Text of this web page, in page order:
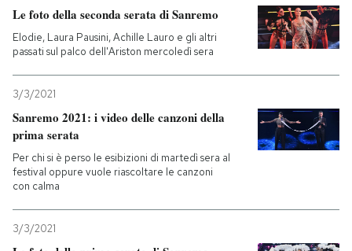
PODCAST
NEWSLETTER
I MIEI PREFERITI
Le foto della seconda serata di Sanremo
Elodie, Laura Pausini, Achille Lauro e gli altri
passati sul palco dell'Ariston mercoledì sera
3/3/2021
Sanremo 2021: i video delle canzoni della
prima serata
Per chi si è perso le esibizioni di martedì sera al
festival oppure vuole riascoltare le canzoni
con calma
3/3/2021